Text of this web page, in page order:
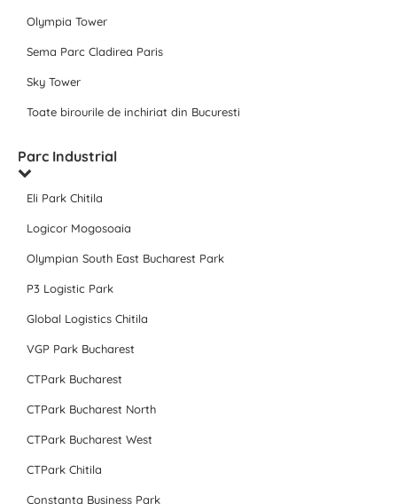
Olympia Tower
Sema Parc Cladirea Paris
Sky Tower
Toate birourile de inchiriat din Bucuresti
Parc Industrial
Eli Park Chitila
Logicor Mogosoaia
Olympian South East Bucharest Park
P3 Logistic Park
Global Logistics Chitila
VGP Park Bucharest
CTPark Bucharest
CTPark Bucharest North
CTPark Bucharest West
CTPark Chitila
Constanta Business Park